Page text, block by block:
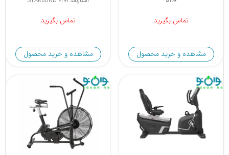
تماس بگیرید
مشاهده و خرید محصول
تماس بگیرید
مشاهده و خرید محصول